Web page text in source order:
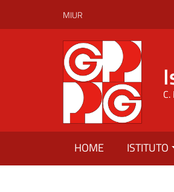
MIUR
HOME ISTITUTO